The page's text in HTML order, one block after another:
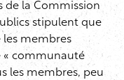
de la Commission
stipulent que
les membres
« communauté
les membres, peu